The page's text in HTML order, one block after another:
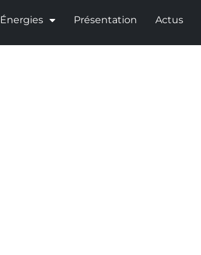
Énergies Présentation Actus